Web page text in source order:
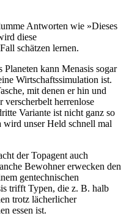
Antworten wie »Dieses
diese
schätzen lernen.
kann Menasis sogar
Wirtschaftssimulation ist.
mit denen er hin und
herrenlose
Variante ist nicht ganz so
unser Held schnell mal
der Topagent auch
Bewohner erwecken den
gentechnischen
trifft Typen, die z. B. halb
trotz lächerlicher
essen ist.